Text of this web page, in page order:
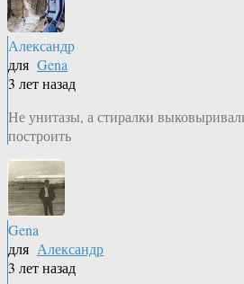
Александр
для Gena
3 лет назад
Не унитазы, а стиралки
построить
Gena
для Александр
3 лет назад